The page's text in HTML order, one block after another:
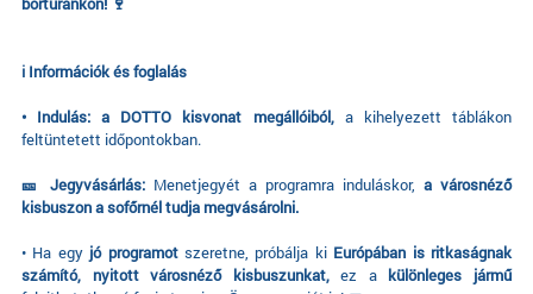
ℹ️ Információk és foglalás
• Indulás: a DOTTO kisvonat megállóiból,a kihelyezett táblákon
feltüntetett időpontokban.
🎫 Jegyvásárlás:Menetjegyét a programra induláskor,a városnéző
kisbuszon a sofőrnél tudja megvásárolni.
• Ha egy jó programotszeretne, próbálja ki Európában is ritkaságnak
számító, nyitott városnéző kisbuszunkat,ez a különleges jármű